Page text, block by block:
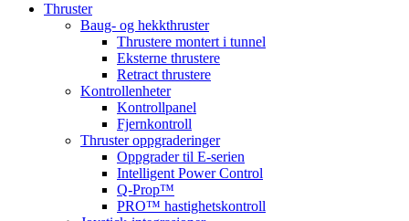
Thruster
Baug- og hekkthruster
Thrustere montert i tunnel
Eksterne thrustere
Retract thrustere
Kontrollenheter
Kontrollpanel
Fjernkontroll
Thruster oppgraderinger
Oppgrader til E-serien
Intelligent Power Control
Q-Prop™
PRO™ hastighetskontroll